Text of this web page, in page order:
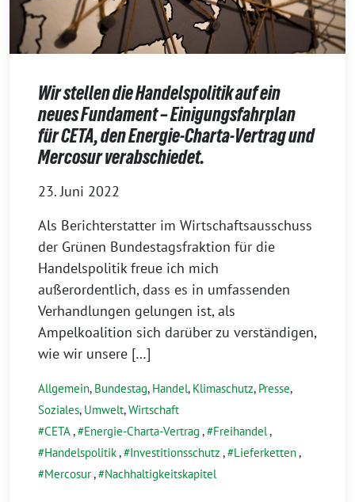
Wir stellen die Handelspolitik auf ein
neues Fundament – Einigungsfahrplan
für CETA, den Energie-Charta-Vertrag und
Mercosur verabschiedet.
23. Juni 2022
Als Berichterstatter im Wirtschaftsausschuss
der Grünen Bundestagsfraktion für die
Handelspolitik freue ich mich
außerordentlich, dass es in umfassenden
Verhandlungen gelungen ist, als
Ampelkoalition sich darüber zu verständigen,
wie wir unsere […]
Allgemein, Bundestag, Handel, Klimaschutz, Presse,
Soziales, Umwelt,Wirtschaft
CETA, Energie-Charta-Vertrag , Freihandel ,
Handelspolitik, Investitionsschutz , Lieferketten,
Mercosur, Nachhaltigkeitskapitel